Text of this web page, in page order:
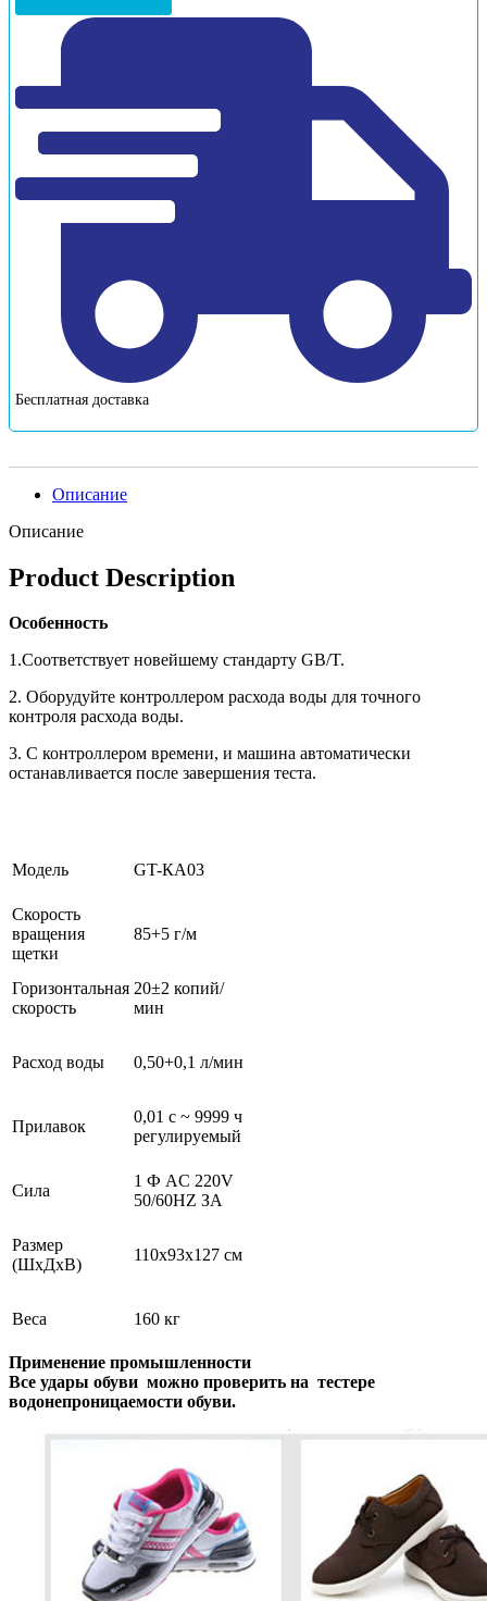
Бесплатная доставка
Описание
Описание
Product Description
Особенность
1.Соответствует новейшему стандарту GB/T.
2. Оборудуйте контроллером расхода воды для точного
контроля расхода воды.
3. С контроллером времени, и машина автоматически
останавливается после завершения теста.
Модель GT-КА03
Скорость
вращения
щетки
85+5 г/м
Горизонтальная
скорость
20±2 копий/
мин
Расход воды 0,50+0,1 л/мин
Прилавок
0,01 с ~ 9999 ч
регулируемый
Сила
1 Ф AC 220V
50/60HZ ЗА
Размер
(ШхДхВ)
110x93x127 см
Веса 160 кг
Применение промышленности
Все удары обуви можно проверить на тестере
водонепроницаемости обуви.